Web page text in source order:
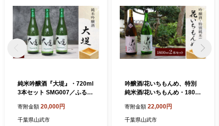
純米吟醸酒『大堤』・720ml
3本セット SMG007／ふるさ
醸酒 720ml 3本 セット 千葉
県 山武市
寄附金額 20,000円
千葉県山武市
吟醸酒/花いちもんめ、特別
純米酒/花いちもんめ・1800
さと納税 酒 お酒 日本酒 吟醸
酒 特別純米酒 1800ml 2本 セ
寄附金額 22,000円
千葉県山武市